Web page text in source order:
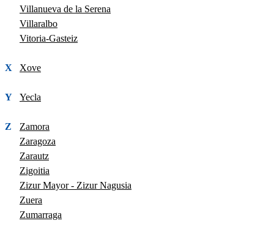
Villanueva de la Serena
Villaralbo
Vitoria-Gasteiz
X Xove
Y Yecla
Z
Zamora
Zaragoza
Zarautz
Zigoitia
Zizur Mayor - Zizur Nagusia
Zuera
Zumarraga